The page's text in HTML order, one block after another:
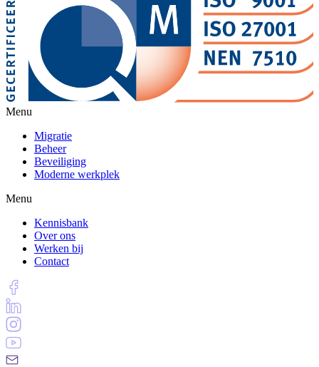
Menu
Migratie
Beheer
Beveiliging
Moderne werkplek
Menu
Kennisbank
Over ons
Werken bij
Contact